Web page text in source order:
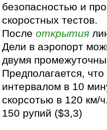
безопасностью и
скоростных тестов.
Послеоткрытия
Дели в аэропорт
двумя
Предполагается,
интервалом в 10
скорсотью в 120 км/ч.
150 рупий ($3,3)